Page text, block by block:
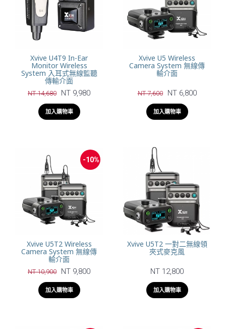
Xvive U4T9 In-Ear
Monitor Wireless
System 入耳式無線監聽
傳輸介面
NT 14,680 NT 9,980
加入購物車
Xvive U5 Wireless
Camera System 無線傳
輸介面
NT 7,600 NT 6,800
加入購物車
-10%
Xvive U5T2 Wireless
Camera System 無線傳
輸介面
NT 10,900 NT 9,800
加入購物車
Xvive U5T2 一對二無線領
夾式麥克風
NT 12,800
加入購物車